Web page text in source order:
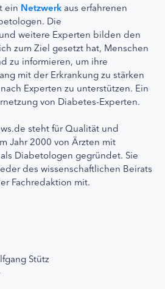
ein Netzwerk aus erfahrenen
Die
weitere Experten bilden den
zum Ziel gesetzt hat, Menschen
zu informieren, um ihre
mit der Erkrankung zu stärken
Experten zu unterstützen. Ein
von Diabetes-Experten.
steht für Qualität und
Jahr 2000 von Ärzten mit
Diabetologen gegründet. Sie
des wissenschaftlichen Beirats
Fachredaktion mit.
Stütz